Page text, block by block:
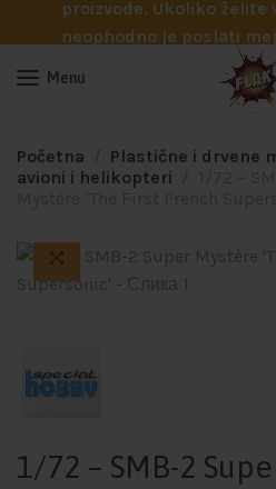
proizvode. Ukoliko želite
neophodno je poslati
info@flakhobby.com sa
proizvoda. Svakako nas
potrebna pomoć oko
Menu
Početna Plastične i drvene
avioni i helikopteri
1/72 – SMB-2